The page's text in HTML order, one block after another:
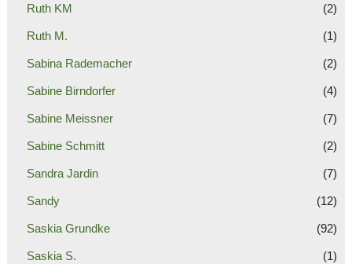
Ruth KM (2)
Ruth M. (1)
Sabina Rademacher (2)
Sabine Birndorfer (4)
Sabine Meissner (7)
Sabine Schmitt (2)
Sandra Jardin (7)
Sandy (12)
Saskia Grundke (92)
Saskia S. (1)